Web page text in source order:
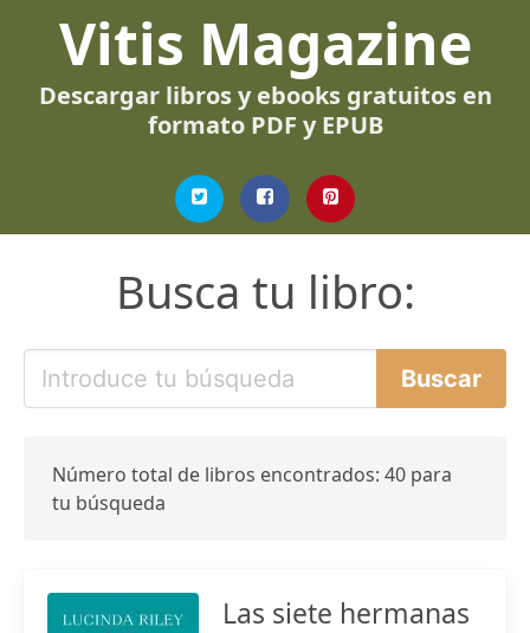
Vitis Magazine
Descargar libros y ebooks gratuitos en
formato PDF y EPUB
Busca tu libro:
Número total de libros encontrados: 40 para
tu búsqueda
Las siete hermanas